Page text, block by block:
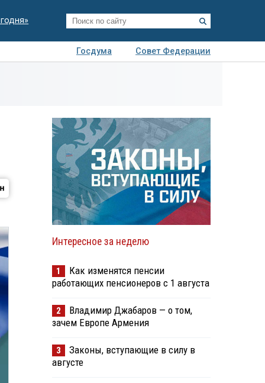
Госдума
Совет Федерации
Интересное за неделю
1
Как изменятся пенсии
работающих пенсионеров с 1 августа
2
Владимир Джабаров — о том,
зачем Европе Армения
3
Законы, вступающие в силу в
августе